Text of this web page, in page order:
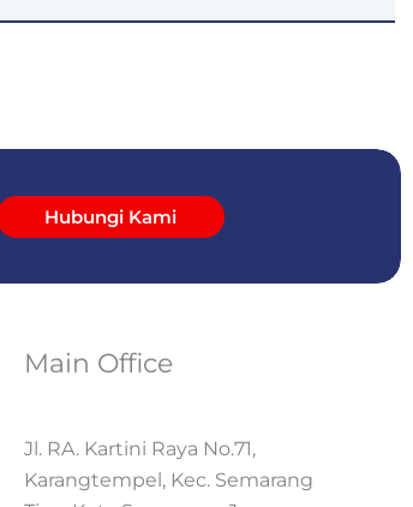
Hubungi Kami
Main Office
Jl. RA. Kartini Raya No.71,
Karangtempel, Kec. Semarang